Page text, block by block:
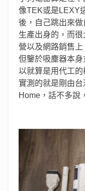
像TEK或是LEXY
後，自己跳出來
生產出身的，而
營以及網路銷售
但鑒於吸塵器本
以就算是用代工
實測的就是剛由
Home，話不多說